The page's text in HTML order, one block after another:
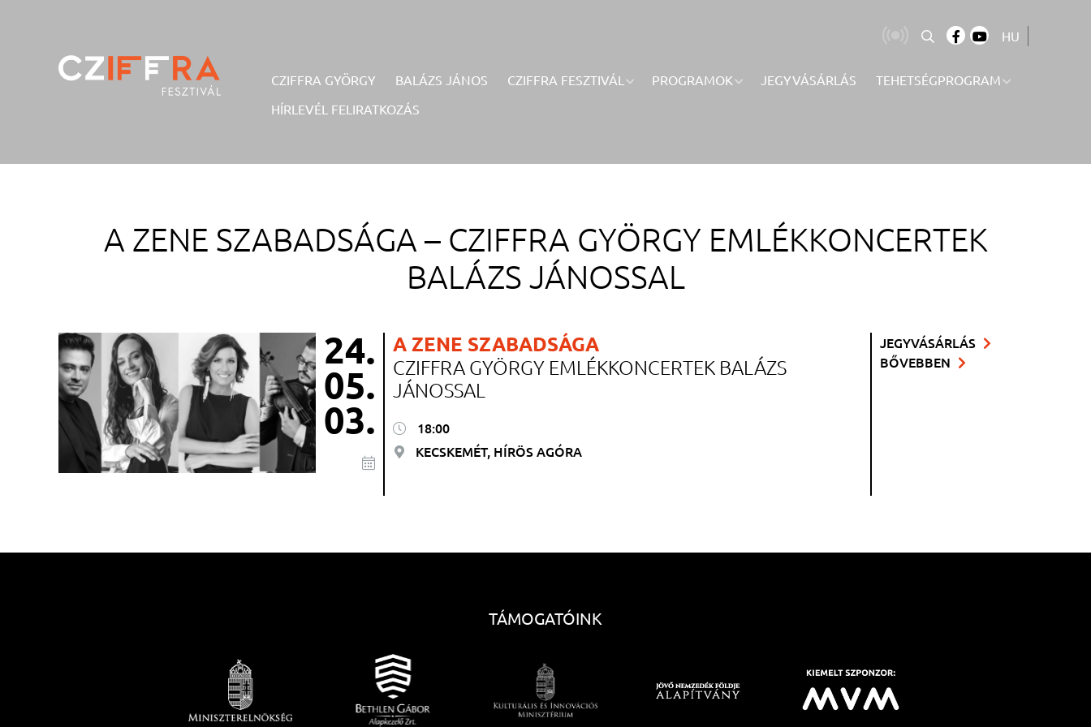
HU
CZIFFRA GYÖRGY BALÁZS JÁNOS CZIFFRA FESZTIVÁL PROGRAMOK JEGYVÁSÁRLÁS
TEHETSÉGPROGRAM
HÍRLEVÉL FELIRATKOZÁS
A ZENE SZABADSÁGA – CZIFFRA GYÖRGY EMLÉKKONCERTEK
BALÁZS JÁNOSSAL
24.
05.
03.
A ZENE SZABADSÁGA
CZIFFRA GYÖRGY EMLÉKKONCERTEK BALÁZS
JÁNOSSAL
18:00
KECSKEMÉT, HÍRÖS AGÓRA
JEGYVÁSÁRLÁS
BŐVEBBEN
TÁMOGATÓINK